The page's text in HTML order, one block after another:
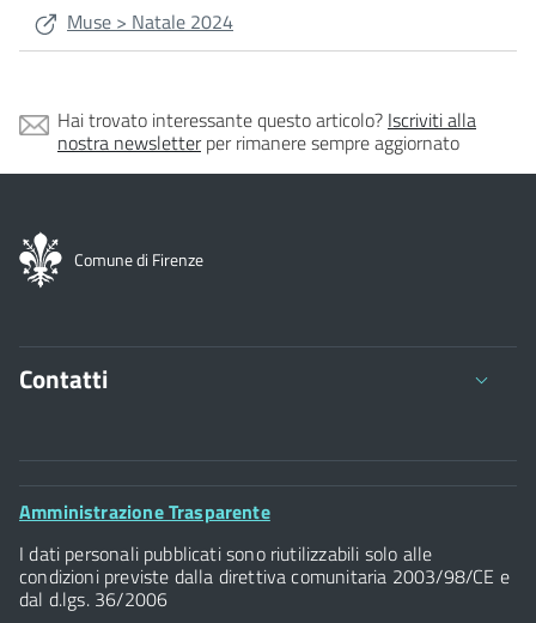
Muse > Natale 2024
Hai trovato interessante questo articolo? Iscriviti alla
nostra newsletterper rimanere sempre aggiornato
Comune di Firenze
Contatti
Comune di Firenze
Palazzo Vecchio
Piazza della Signoria - 50122, Firenze
P.IVA 01307110484
Footer
Amministrazione Trasparente
I dati personali pubblicati sono riutilizzabili solo alle
condizioni previste dalla direttiva comunitaria 2003/98/CE e
dal d.lgs. 36/2006